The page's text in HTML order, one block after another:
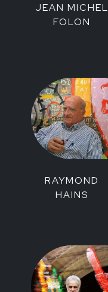
JEAN MICHEL
FOLON
RAYMOND
HAINS